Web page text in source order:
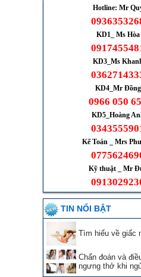
Hotline: Mr
KD1_ Ms Hòa
KD3_Ms
KD4_Mr Đồng
0966 050
KD5_Hoàng
Kế Toán _ Mrs
Kỹ thuật _ Mr
TIN NỔI BẬT
Tìm hiểu về giấc
Chẩn đoán và
ngưng thở khi